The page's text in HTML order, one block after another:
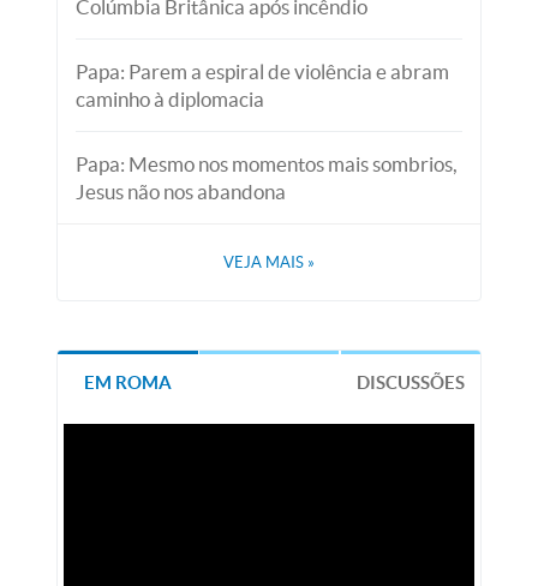
Colúmbia Britânica após incêndio
Papa: Parem a espiral de violência e abram
caminho à diplomacia
Papa: Mesmo nos momentos mais sombrios,
Jesus não nos abandona
VEJA MAIS »
EM ROMA DISCUSSÕES